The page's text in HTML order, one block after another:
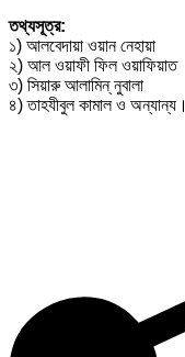
তথ্যসূত্র:
১) আলবেদায়া ওয়ান নেহায়া
২) আল ওয়াফী ফিল ওয়াফিয়াত
৩) সিয়ারু আলামিন্ নুবালা
৪) তাহযীবুল কামাল ও অন্যান্য।